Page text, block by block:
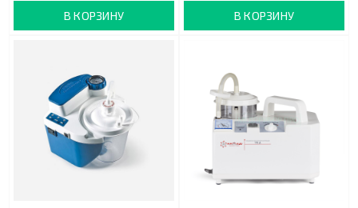
В КОРЗИНУ В КОРЗИНУ